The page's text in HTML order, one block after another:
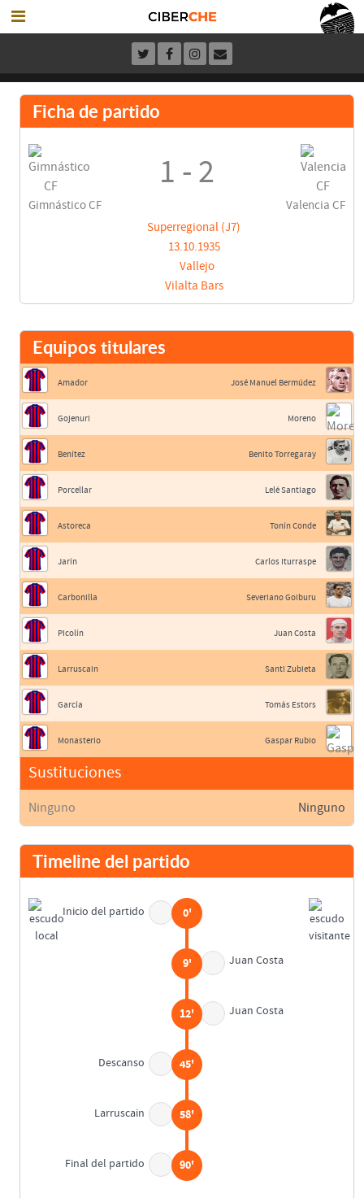
Ficha de partido
Gimnástico CF
1 - 2
Valencia CF
Superregional (J7)
13.10.1935
Vallejo
Vilalta Bars
Equipos titulares
Amador
Gojenuri
Benítez
Porcellar
Astoreca
Jarín
Carbonilla
Picolín
Larruscain
García
Monasterio
Sustituciones
Ninguno
José Manuel Bermúdez
Moreno
Benito Torregaray
Lelé Santiago
Tonín Conde
Carlos Iturraspe
Severiano Goiburu
Juan Costa
Santi Zubieta
Tomás Estors
Gaspar Rubio
Ninguno
Timeline del partido
Inicio del partido 0'
Juan Costa
9'
Juan Costa
12'
Descanso 45'
Larruscain 58'
Final del partido 90'